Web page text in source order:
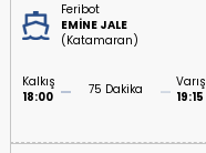
Feribot
EMİNE JALE
(Katamaran)
Kalkış
18:00
75 Dakika
Varış
19:15